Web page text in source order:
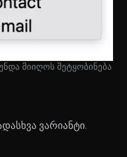
მიიღოს შეტყობინება
ვარიანტი.